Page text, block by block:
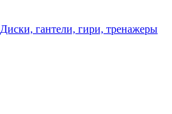
Диски, гантели, гири, тренажеры